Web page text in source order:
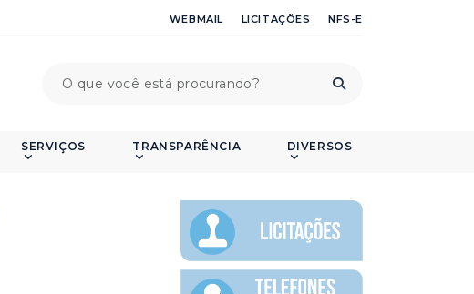
WEBMAIL LICITAÇÕES NFS-E
SERVIÇOS TRANSPARÊNCIA DIVERSOS